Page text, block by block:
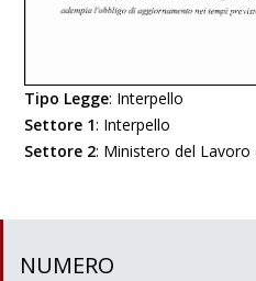
Tipo Legge: Interpello
Settore 1: Interpello
Settore 2: Ministero del Lavoro
NUMERO